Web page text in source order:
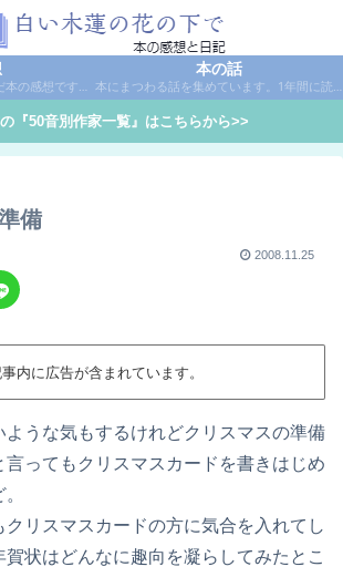
読んだ本の感想です。読んだ本の感想です。本は作家名で50音別に分類しています。
本の話
本にまつわる話を集めています。1年間に読んだ本の総括や、本に関する話題など。
『50音別作家一覧』はこちらから>>
備
2008.11.25
内に広告が含まれています。
ような気もするけれどクリスマスの準備
ってもクリスマスカードを書きはじめ
リスマスカードの方に気合を入れてし
賀状はどんなに趣向を凝らしてみたとこ